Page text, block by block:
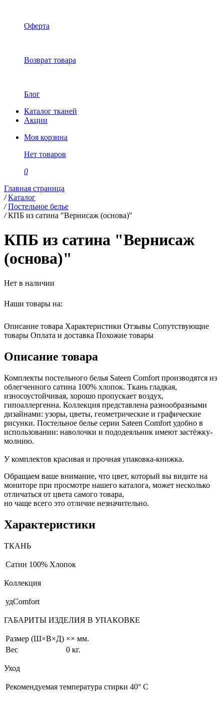
Оферта
Возврат товара
Блог
Каталог тканей
Акции
Моя корзина
Нет товаров
0
Главная страница
/ Каталог
/ Постельное белье
/ КПБ из сатина "Вернисаж (основа)"
КПБ из сатина "Вернисаж
(основа)"
Нет в наличии
Наши товары на:
Описание товара Характеристики Отзывы Сопутствующие
товары Оплата и доставка Похожие товары
Описание товара
Комплекты постельного белья Sateen Comfort производятся из
облегченного сатина 100% хлопок. Ткань гладкая,
износоустойчивая, хорошо пропускает воздух,
гипоаллергенна. Коллекция представлена разнообразными
дизайнами: узоры, цветы, геометрические и графические
рисунки. Постельное белье серии Sateen Comfort удобно в
использовании: наволочки и пододеяльник имеют застёжку-
молнию.
У комплектов красивая и прочная упаковка-книжка.
Обращаем ваше внимание, что цвет, который вы видите на
мониторе при просмотре нашего каталога, может несколько
отличаться от цвета самого товара,
но чаще всего это отличие незначительно.
Характеристики
ТКАНЬ
Сатин 100% Хлопок
Коллекция
удComfort
ГАБАРИТЫ ИЗДЕЛИЯ В УПАКОВКЕ
Размер (Ш×В×Д) ×× мм.
Вес
0 кг.
Уход
Рекомендуемая температура стирки 40° С